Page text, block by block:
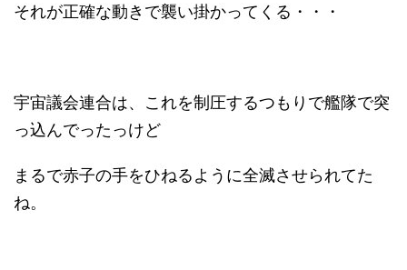
それが正確な動きで襲い掛かってくる・・・
宇宙議会連合は、これを制圧するつもりで艦隊で突
っ込んでったっけど
まるで赤子の手をひねるように全滅させられてた
ね。